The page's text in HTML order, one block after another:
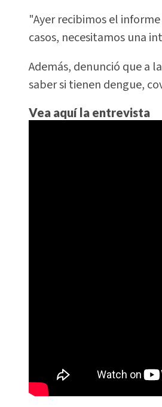
"Ayer recibimos el
casos, necesitamos una
Además, denunció que a
saber si tienen dengue,
Vea aquí la entrevista